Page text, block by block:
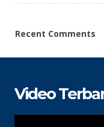
Recent Comments
Video